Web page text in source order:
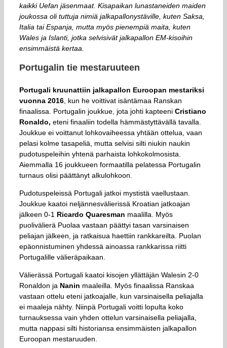
kaikki Uefan jäsenmaat. Kisapaikan lunastaneiden maiden
joukossa oli tuttuja nimiä jalkapallonystäville, kuten Saksa,
Italia tai Espanja, mutta myös pienempiä maita, kuten
Wales ja Islanti, jotka selvisivät jalkapallon EM-kisoihin
ensimmäistä kertaa.
Portugalin tie mestaruuteen
Portugali kruunattiin jalkapallon Euroopan mestariksi
vuonna 2016 , kun he voittivat isäntämaa Ranskan
finaalissa. Portugalin joukkue, jota johti kapteeni Cristiano
Ronaldo, eteni finaaliin todella hämmästyttävällä tavalla.
Joukkue ei voittanut lohkovaiheessa yhtään ottelua, vaan
pelasi kolme tasapeliä, mutta selvisi silti niukin naukin
pudotuspeleihin yhtenä parhaista lohkokolmosista.
Aiemmalla 16 joukkueen formaatilla pelatessa Portugalin
turnaus olisi päättänyt alkulohkoon.
Pudotuspeleissä Portugali jatkoi mystistä vaellustaan.
Joukkue kaatoi neljännesvälierissä Kroatian jatkoajan
jälkeen 0-1 Ricardo Quaresman maalilla. Myös
puolivälierä Puolaa vastaan päättyi tasan varsinaisen
peliajan jälkeen, ja ratkaisua haettiin rankkareilta. Puolan
epäonnistuminen yhdessä ainoassa rankkarissa riitti
Portugalille välieräpaikaan.
Välierässä Portugali kaatoi kisojen yllättäjän Walesin 2-0
Ronaldon ja Nanin maaleilla. Myös finaalissa Ranskaa
vastaan ottelu eteni jatkoajalle, kun varsinaisella peliajalla
ei maaleja nähty. Niinpä Portugali voitti lopulta koko
turnauksessa vain yhden ottelun varsinaisella peliajalla,
mutta nappasi silti historiansa ensimmäisten jalkapallon
Euroopan mestaruuden.